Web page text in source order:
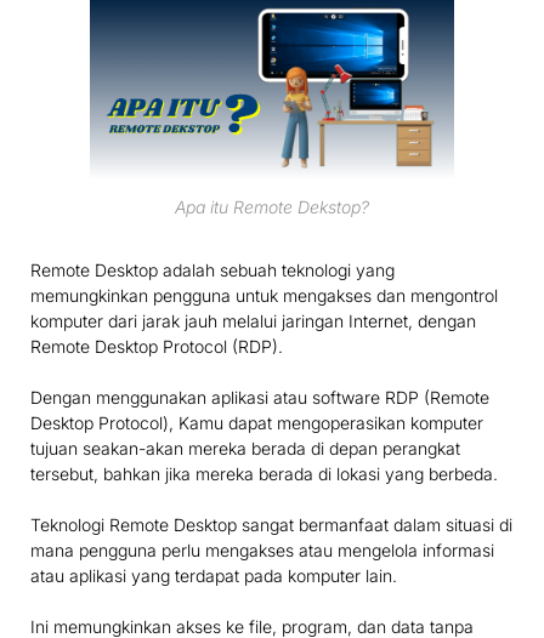
Apa itu Remote Dekstop?
Remote Desktop adalah sebuah teknologi yang
memungkinkan pengguna untuk mengakses dan mengontrol
komputer dari jarak jauh melalui jaringan Internet, dengan
Remote Desktop Protocol (RDP).
Dengan menggunakan aplikasi atau software RDP (Remote
Desktop Protocol), Kamu dapat mengoperasikan komputer
tujuan seakan-akan mereka berada di depan perangkat
tersebut, bahkan jika mereka berada di lokasi yang berbeda.
Teknologi Remote Desktop sangat bermanfaat dalam situasi di
mana pengguna perlu mengakses atau mengelola informasi
atau aplikasi yang terdapat pada komputer lain.
Ini memungkinkan akses ke file, program, dan data tanpa